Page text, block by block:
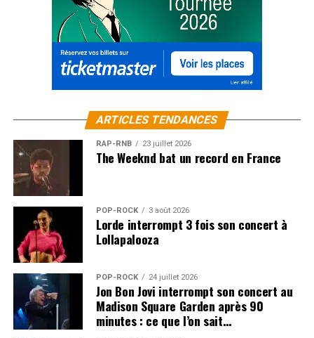
ARTICLES TENDANCES
RAP-RNB 23 juillet 2026
The Weeknd bat un record en France
POP-ROCK 3 août 2026
Lorde interrompt 3 fois son concert à
Lollapalooza
POP-ROCK 24 juillet 2026
Jon Bon Jovi interrompt son concert au
Madison Square Garden après 90
minutes : ce que l’on sait…